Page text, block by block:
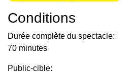
Conditions
Durée complète du spectacle:
70 minutes
Public-cible: